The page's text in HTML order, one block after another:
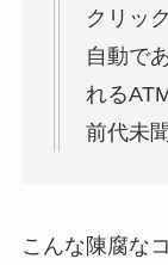
クリッ
自動で
れる
前代未
こんな陳腐な